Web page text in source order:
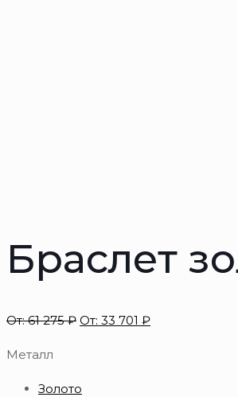
Браслет
От:61 275₽ От: 33 701 ₽
Металл
Золото